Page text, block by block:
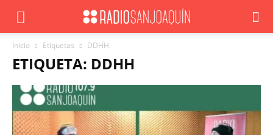
Inicio Etiquetas DDHH
ETIQUETA: DDHH